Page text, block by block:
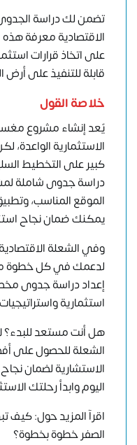
تضمن لك دراسة
الاقتصادية معرفة
على اتخاذ قرارات
قابلة للتنفيذ على أرض
خلاصة القول
يٌعد إنشاء مشروع
الاستثمارية الواعدة،
كبير على التخطيط
دراسة جدوى شاملة
الموقع المناسب،
يمكنك ضمان نجاح
وفي الشعلة
لدعمك في كل خطوة
إعداد دراسة جدوى
استثمارية
هل أنت مستعد للبدء؟
الشعلة للحصول على
الاستشارية لضمان
اليوم وابدأ رحلتك
اقرآ المزيد حول:كيف
الصفر خطوة بخطوة؟